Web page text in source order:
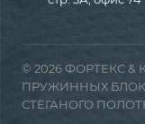
© 2026 ФОРТЕКС
ПРУЖИННЫХ
СТЁГАНОГО